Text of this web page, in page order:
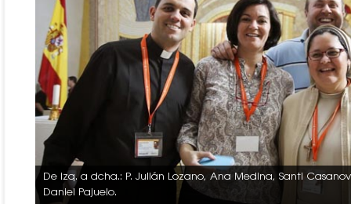
De izq. a dcha.: P. Julián Lozano, Ana Medina, Santi
Daniel Pajuelo.